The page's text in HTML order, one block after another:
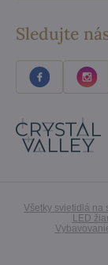
Sledujte
Všetky svietidlá na
LED